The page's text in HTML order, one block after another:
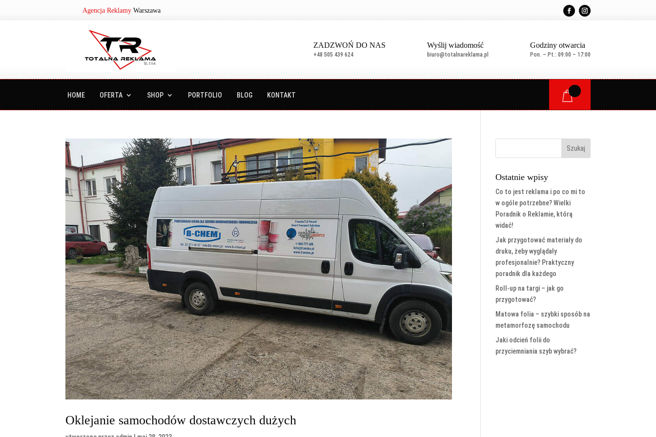
Agencja Reklamy Warszawa
ZADZWOŃ DO NAS
+48 505 439 624
Wyślij wiadomość
biuro@totalnareklama.pl
Godziny otwarcia
Pon. – Pt.: 09:00 – 17:00
HOME OFERTA SHOP PORTFOLIO BLOG KONTAKT
Oklejanie samochodów dostawczych dużych
Ostatnie wpisy
Co to jest reklama i po co mi to
w ogóle potrzebne? Wielki
Poradnik o Reklamie, którą
widać!
Jak przygotować materiały do
druku, żeby wyglądały
profesjonalnie? Praktyczny
poradnik dla każdego
Roll-up na targi – jak go
przygotować?
Matowa folia – szybki sposób na
metamorfozę samochodu
Jaki odcień folii do
przyciemniania szyb wybrać?